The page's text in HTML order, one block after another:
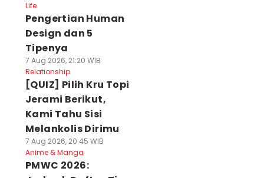
Life
Pengertian Human
Design dan 5
Tipenya
7 Aug 2026, 21:20 WIB
Relationship
[QUIZ] Pilih Kru Topi
Jerami Berikut,
Kami Tahu Sisi
Melankolis Dirimu
7 Aug 2026, 20:45 WIB
Anime & Manga
PMWC 2026: